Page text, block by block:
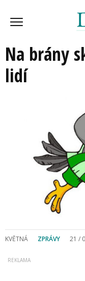
Na brány
lidí
KVĚTNÁ ZPRÁVY 21 /